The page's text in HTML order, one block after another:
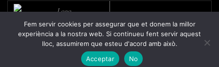
31
Lloguer Autocaravanes
© Caravanes La Plana -
Carretera C-17 Km.49,5, 08551
Tona, Barcelona
Fem servir cookies per assegurar que et donem la millor
experiència a la nostra web. Si continueu fent servir aquest
lloc, assumirem que esteu d'acord amb això.
Acceptar
No